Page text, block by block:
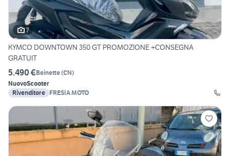
7
KYMCO DOWNTOWN 350 GT PROMOZIONE +CONSEGNA
GRATUIT
5.490 €Beinette(CN)
NuovoScooter
Rivenditore FRESIA MOTO